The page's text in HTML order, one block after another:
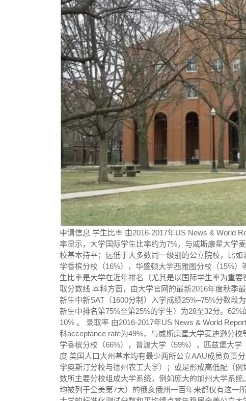
申请信息 学生比率 由2016-2017年US News & World
率显示，大学国际学生比率约为7%，与威斯康星大学
校基本持平；远低于大多数同一级别的公立院校，比
学香槟分校（16%），华盛顿大学西雅图分校（15%
生比率是大学在近年排名（尤其是以国际学生率为重
取分数线 本科方面，由大学官网的最新2016年度秋季
新生中新SAT（1600分制）入学成绩25%–75%分数段
新生中排名第75%至第25%的学生）为28至32分。
10% 。 录取率 由2016-2017年US News & World
科acceptance rate为49%，与威斯康星大学麦迪逊分
学香槟分校（66%），普渡大学（59%），匹兹堡大
度 美国人口大州基本均有最少两所公立AAU成员负责
学奥斯汀分校与德州农工大学）；或是形成高低配（
数所主要分校组成大学系统，例如庞大的加州大学系
均被列于全美第7大）的俄亥俄州一百年来都仅有这一